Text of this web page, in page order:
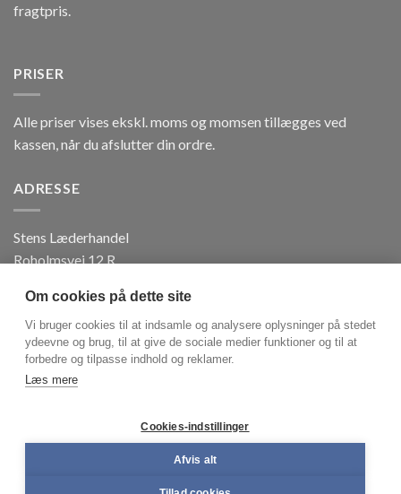
fragtpris.
PRISER
Alle priser vises ekskl. moms og momsen tillægges ved
kassen, når du afslutter din ordre.
ADRESSE
Stens Læderhandel
Roholmsvej 12 R
Tlf. +45 3871 7188
CVR: 41 18 83 67
Send SMS +45 2427 8520
Stens læderhandel ApS
Om cookies på dette site
Vi bruger cookies til at indsamle og analysere oplysninger på stedet
ydeevne og brug, til at give de sociale medier funktioner og til at
forbedre og tilpasse indhold og reklamer.
Læs mere
Cookies-indstillinger
Afvis alt